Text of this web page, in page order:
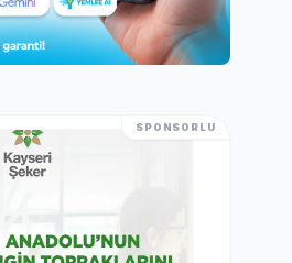
SPONSORLU